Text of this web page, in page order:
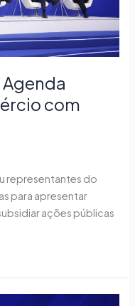
com
representantes do
para apresentar
ações públicas